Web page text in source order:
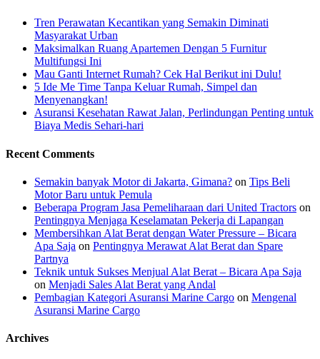
Tren Perawatan Kecantikan yang Semakin Diminati
Masyarakat Urban
Maksimalkan Ruang Apartemen Dengan 5 Furnitur
Multifungsi Ini
Mau Ganti Internet Rumah? Cek Hal Berikut ini Dulu!
5 Ide Me Time Tanpa Keluar Rumah, Simpel dan
Menyenangkan!
Asuransi Kesehatan Rawat Jalan, Perlindungan Penting untuk
Biaya Medis Sehari-hari
Recent Comments
Semakin banyak Motor di Jakarta, Gimana? on Tips Beli
Motor Baru untuk Pemula
Beberapa Program Jasa Pemeliharaan dari United Tractors on
Pentingnya Menjaga Keselamatan Pekerja di Lapangan
Membersihkan Alat Berat dengan Water Pressure – Bicara
Apa Saja on Pentingnya Merawat Alat Berat dan Spare
Partnya
Teknik untuk Sukses Menjual Alat Berat – Bicara Apa Saja
on Menjadi Sales Alat Berat yang Andal
Pembagian Kategori Asuransi Marine Cargo on Mengenal
Asuransi Marine Cargo
Archives